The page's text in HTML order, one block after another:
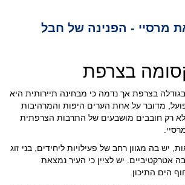
מרסיי - הפנינה של חבל
בצרפת
בצרפת אך נדמה כי מבחינה תיירותית היא
מדובר על אחת הערים היפות והמרהיבות
רק חובבים מושבעים של התרבות הצרפתית
יש בה מגוון רחב של פעילויות ליחידים, בני זוג
אטרקטיביים. יש לציין כי העיר נמצאת
הים התיכון.